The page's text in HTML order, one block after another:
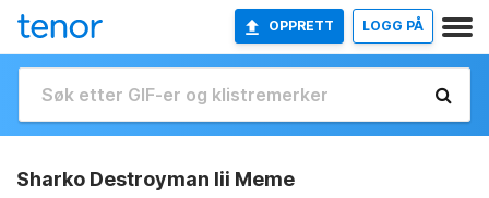
OPPRETT LOGG PÅ
Sharko Destroyman Iii Meme